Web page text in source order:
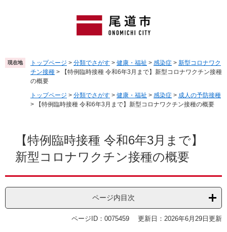
頭
で
飛
ば
現在地 トップページ > 分類でさがす > 健康・福祉 > 感染症 > 新型コロナワク
チン接種 >
【特例臨時接種 令和6年3月まで】新型コロナワクチン接種
の概要
トップページ > 分類でさがす > 健康・福祉 > 感染症 > 成人の予防接種
>
【特例臨時接種 令和6年3月まで】新型コロナワクチン接種の概要
【特例臨時接種 令和6年3月まで】
新型コロナワクチン接種の概要
ページ内目次
ページID：0075459 更新日：2026年6月29日更新